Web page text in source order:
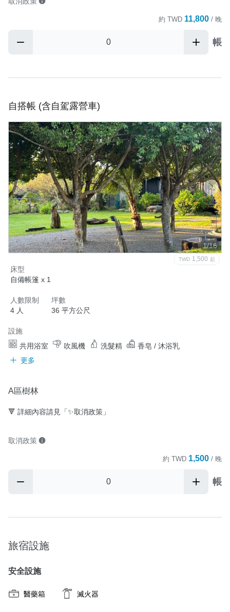
約 TWD 11,800 / 晚
帳
自搭帳 (含自駕露營車)
1/16
TWD 1,500 起
床型
自備帳篷 x 1
人數限制
4 人
坪數
36 平方公尺
設施
共用浴室
吹風機 洗髮精
香皂 / 沐浴乳
更多
A區樹林
🔻 詳細內容請見「✨取消政策」
取消政策
約 TWD 1,500 / 晚
帳
旅宿設施
安全設施
醫藥箱 滅火器